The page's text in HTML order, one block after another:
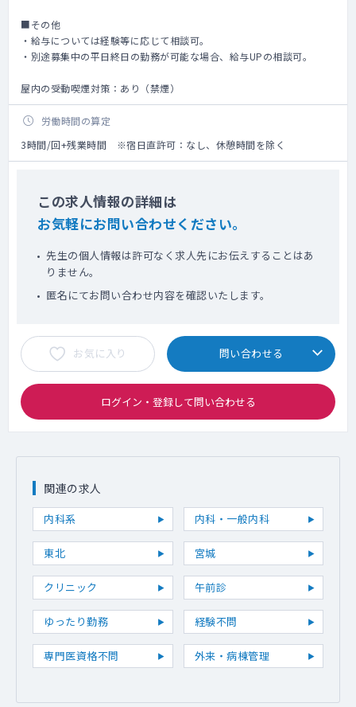
■その他
・給与については経験等に応じて相談可。
・別途募集中の平日終日の勤務が可能な場合、給与UPの相談可。
屋内の受動喫煙対策：あり（禁煙）
労働時間の算定
3時間/回+残業時間 ※宿日直許可：なし、休憩時間を除く
この求人情報の詳細は
お気軽にお問い合わせください。
先生の個人情報は許可なく求人先にお伝えすることはあ
りません。
匿名にてお問い合わせ内容を確認いたします。
お気に入り 問い合わせる
ログイン・登録して問い合わせる
関連の求人
内科系 内科・一般内科
東北 宮城
クリニック 午前診
ゆったり勤務 経験不問
専門医資格不問 外来・病棟管理